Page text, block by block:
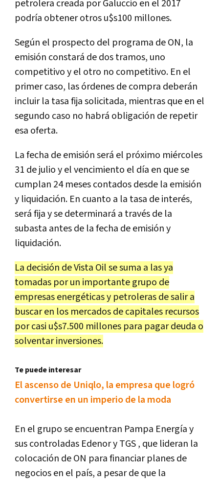
petrolera creada por Galuccio en el 2017
podría obtener otros u$s100 millones.
Según el prospecto del programa de ON, la
emisión constará de dos tramos, uno
competitivo y el otro no competitivo. En el
primer caso, las órdenes de compra deberán
incluir la tasa fija solicitada, mientras que en el
segundo caso no habrá obligación de repetir
esa oferta.
La fecha de emisión será el próximo miércoles
31 de julio y el vencimiento el día en que se
cumplan 24 meses contados desde la emisión
y liquidación. En cuanto a la tasa de interés,
será fija y se determinará a través de la
subasta antes de la fecha de emisión y
liquidación.
La decisión de Vista Oil se suma a las ya
tomadas por un importante grupo de
empresas energéticas y petroleras de salir a
buscar en los mercados de capitales recursos
por casi u$s7.500 millones para pagar deuda o
solventar inversiones.
Te puede interesar
El ascenso de Uniqlo, la empresa que logró
convertirse en un imperio de la moda
En el grupo se encuentran Pampa Energía y
sus controladas Edenor y TGS , que lideran la
colocación de ON para financiar planes de
negocios en el país, a pesar de que la